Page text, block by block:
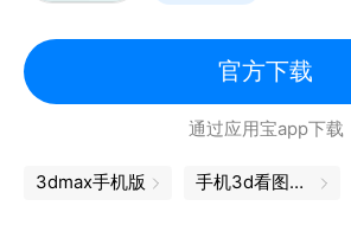
官方下载
通过应用宝app下载
3dmax手机版 手机3d看图软件